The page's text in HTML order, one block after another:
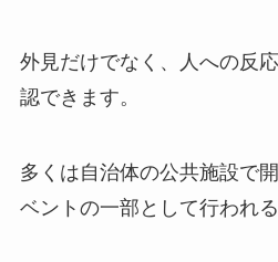
外見だけでなく、人への反
認できます。
多くは自治体の公共施設で
ベントの一部として行われ